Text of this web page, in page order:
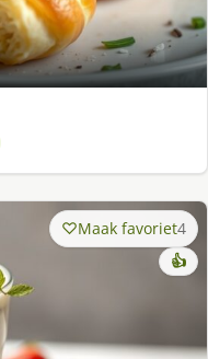
Maak favoriet4
👍